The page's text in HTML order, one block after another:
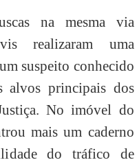
na mesma via
realizaram uma
suspeito conhecido
alvos principais dos
No imóvel do
mais um caderno
do tráfico de